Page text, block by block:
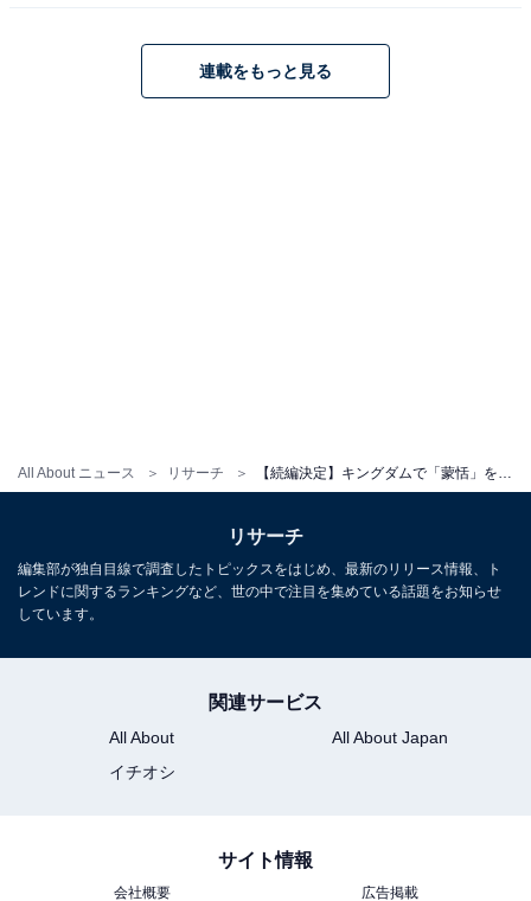
All About ニュース リサーチ
連載をもっと見る
リサーチ
編集部が独自目線で調査したトピックスをはじめ、最新のリリース情報、ト
レンドに関するランキングなど、世の中で注目を集めている話題をお知らせ
しています。
関連サービス
All About
All About Japan
イチオシ
サイト情報
会社概要 広告掲載